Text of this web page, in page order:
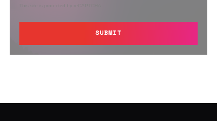
This site is protected by reCAPTCHA.
SUBMIT